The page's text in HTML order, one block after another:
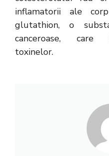
inflamatorii ale
glutathion, o
canceroase, care
toxinelor.